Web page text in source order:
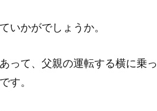
いかがでしょうか。
って、父親の運転する横に乗
す。